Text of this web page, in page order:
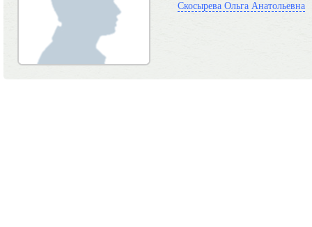
Скосырева Ольга Анатольевна